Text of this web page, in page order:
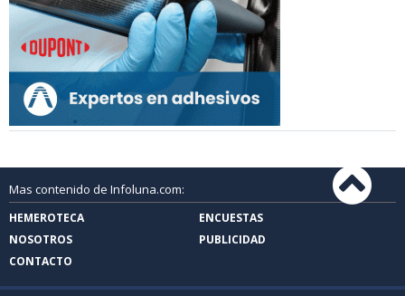
Mas contenido de Infoluna.com:
HEMEROTECA
ENCUESTAS
NOSOTROS
PUBLICIDAD
CONTACTO